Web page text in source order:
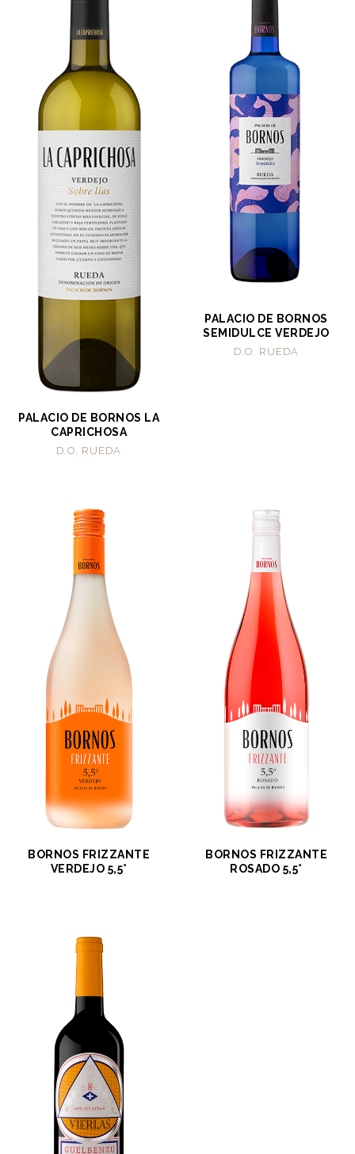
PALACIO DE BORNOS LA
CAPRICHOSA
D.O. RUEDA
PALACIO DE BORNOS
SEMIDULCE VERDEJO
D.O. RUEDA
BORNOS FRIZZANTE
VERDEJO 5,5°
BORNOS FRIZZANTE
ROSADO 5,5°